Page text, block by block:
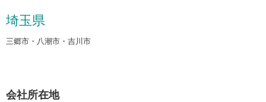
埼玉県
三郷市・八潮市・吉川市
会社所在地